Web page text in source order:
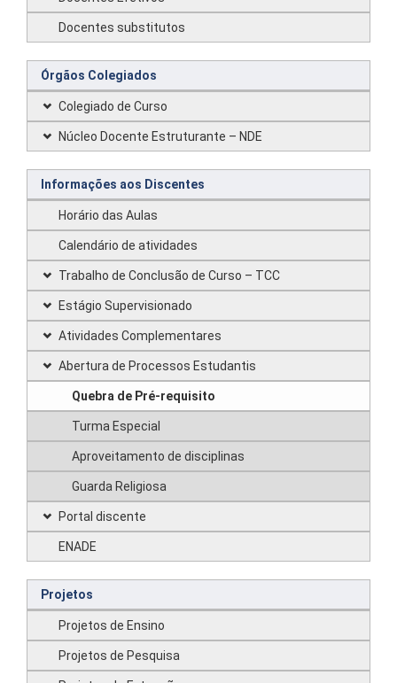
Docentes substitutos
Órgãos Colegiados
Colegiado de Curso
Núcleo Docente Estruturante – NDE
Informações aos Discentes
Horário das Aulas
Calendário de atividades
Trabalho de Conclusão de Curso – TCC
Estágio Supervisionado
Atividades Complementares
Abertura de Processos Estudantis
Quebra de Pré-requisito
Turma Especial
Aproveitamento de disciplinas
Guarda Religiosa
Portal discente
ENADE
Projetos
Projetos de Ensino
Projetos de Pesquisa